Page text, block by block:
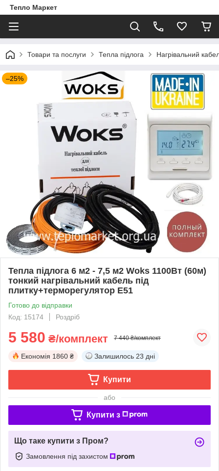
Тепло Маркет
Товари та послуги Тепла підлога Нагрівальний
–25%
Тепла підлога 6 м2 - 7,5 м2 Woks 1100Вт (60м)
тонкий нагрівальний кабель під
плитку+терморегулятор E51
Готово до відправки
Код: 15174
Роздріб
5 580 ₴/комплект 7 440 ₴/комплект
Економія 1860 ₴ Залишилось 23 дні
Купити
або
Купити з
Що таке купити з Пром?
Замовлення під захистом